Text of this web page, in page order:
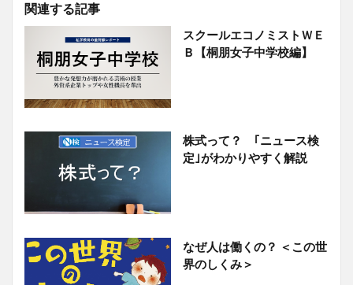
関連する記事
スクールエコノミストＷＥ
Ｂ【桐朋女子中学校編】
株式って？ ｢ニュース検
定｣がわかりやすく解説
なぜ人は働くの？ ＜この世
界のしくみ＞